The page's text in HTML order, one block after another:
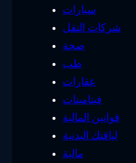
سيارات
شركات النقل
صحة
طب
عقارات
فيتامينات
قوانين المالية
لياقتك البدنية
مالية